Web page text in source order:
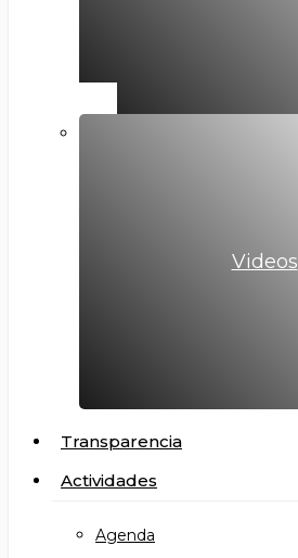
Videos
Transparencia
Actividades
Agenda